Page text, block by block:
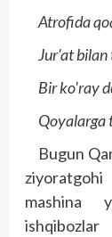
Atrofida
Jur'at bilan
Bir ko'ray
Bugun
mashina